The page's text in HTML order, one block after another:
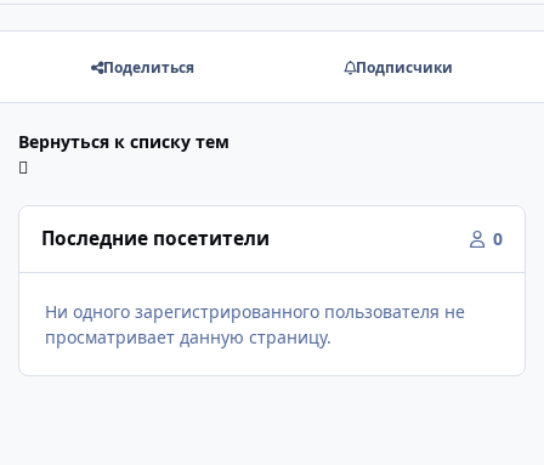
Поделиться Подписчики
Вернуться к списку тем
Последние посетители 0
Ни одного зарегистрированного пользователя не
просматривает данную страницу.